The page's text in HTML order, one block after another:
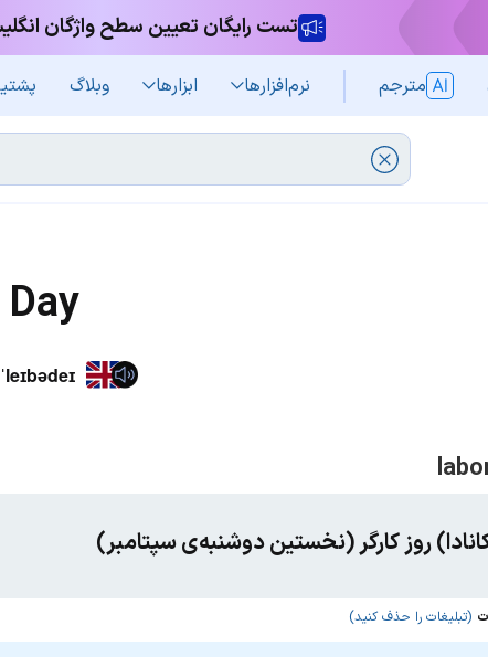
تست رایگان تعیین سطح واژگان
مترجم نرم‌افزار‌ها ابزارها وبلاگ
ˈleɪbədeɪ
روز کارگر (نخستین دوشنبه‌ی سپتامبر)
(تبلیغات را حذف کنید)